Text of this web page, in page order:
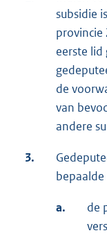
subsidie
provincie
eerste
de
van
andere
3.
a.
de